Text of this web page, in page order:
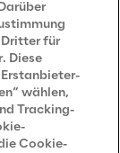
Dritter für
Diese
wählen,
Tracking-
Cookie-